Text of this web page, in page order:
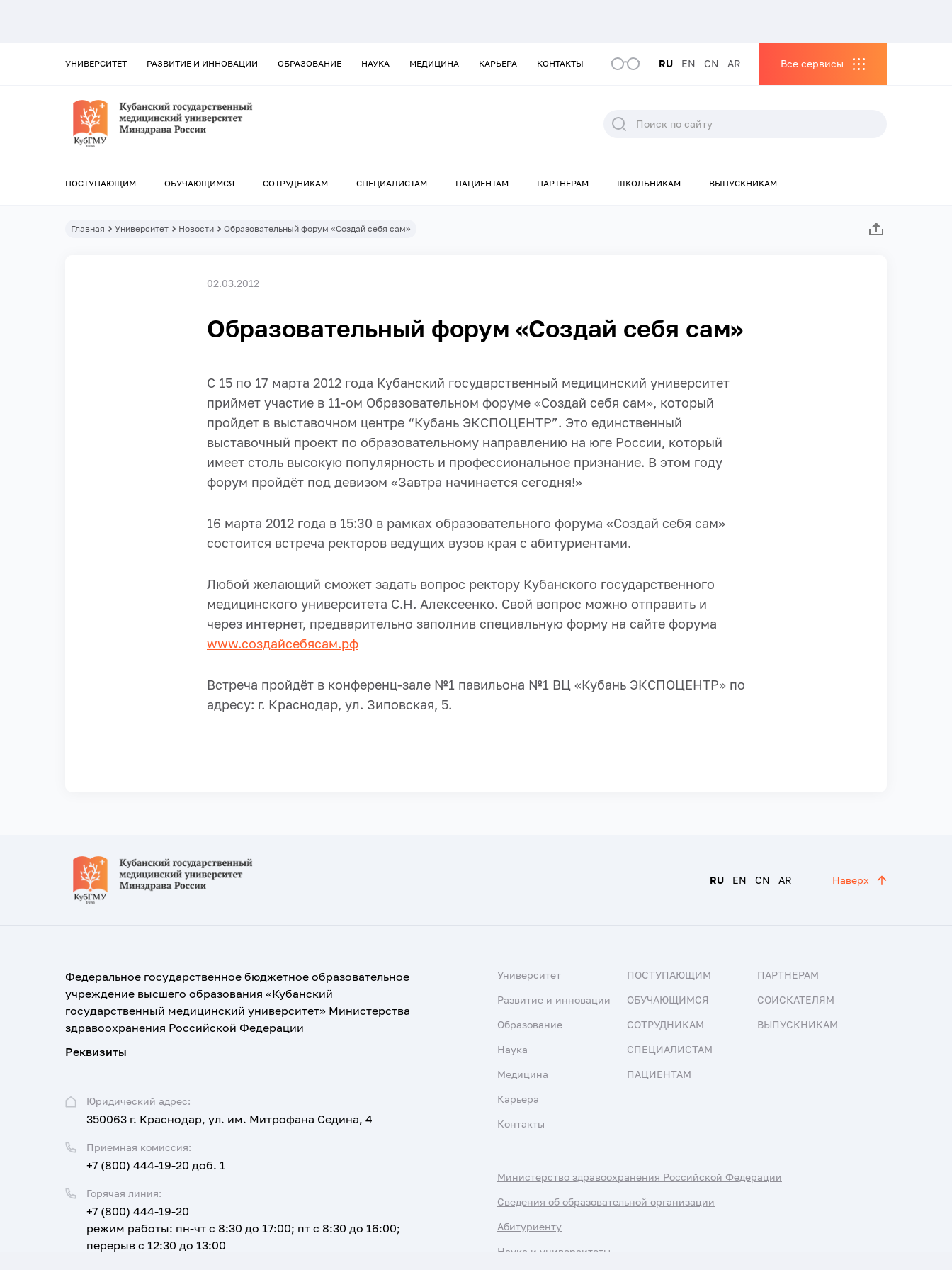
УНИВЕРСИТЕТ РАЗВИТИЕ И ИННОВАЦИИ ОБРАЗОВАНИЕ НАУКА МЕДИЦИНА КАРЬЕРА КОНТАКТЫ RU EN CN AR Все сервисы
ПОСТУПАЮЩИМ ОБУЧАЮЩИМСЯ СОТРУДНИКАМ СПЕЦИАЛИСТАМ ПАЦИЕНТАМ ПАРТНЕРАМ ШКОЛЬНИКАМ ВЫПУСКНИКАМ
Главная Университет Новости Образовательный форум «Создай себя сам»
02.03.2012
Образовательный форум «Создай себя сам»
С 15 по 17 марта 2012 года Кубанский государственный медицинский университет
приймет участие в 11-ом Образовательном форуме «Создай себя сам», который
пройдет в выставочном центре “Кубань ЭКСПОЦЕНТР”. Это единственный
выставочный проект по образовательному направлению на юге России, который
имеет столь высокую популярность и профессиональное признание. В этом году
форум пройдёт под девизом «Завтра начинается сегодня!»
16 марта 2012 года в 15:30 в рамках образовательного форума «Создай себя сам»
состоится встреча ректоров ведущих вузов края с абитуриентами.
Любой желающий сможет задать вопрос ректору Кубанского государственного
медицинского университета С.Н. Алексеенко. Свой вопрос можно отправить и
через интернет, предварительно заполнив специальную форму на сайте форума
www.создайсебясам.рф
Встреча пройдёт в конференц-зале №1 павильона №1 ВЦ «Кубань ЭКСПОЦЕНТР» по
адресу: г. Краснодар, ул. Зиповская, 5.
RU EN CN AR Наверх
Федеральное государственное бюджетное образовательное
учреждение высшего образования «Кубанский
государственный медицинский университет» Министерства
здравоохранения Российской Федерации
Реквизиты
Юридический адрес:
350063 г. Краснодар, ул. им. Митрофана Седина, 4
Приемная комиссия:
+7 (800) 444-19-20 доб. 1
Горячая линия:
+7 (800) 444-19-20
режим работы: пн-чт с 8:30 до 17:00; пт с 8:30 до 16:00;
перерыв с 12:30 до 13:00
Университет
Развитие и инновации
Образование
Наука
Медицина
Карьера
Контакты
ПОСТУПАЮЩИМ
ОБУЧАЮЩИМСЯ
СОТРУДНИКАМ
СПЕЦИАЛИСТАМ
ПАЦИЕНТАМ
ПАРТНЕРАМ
СОИСКАТЕЛЯМ
ВЫПУСКНИКАМ
Министерство здравоохранения Российской Федерации
Сведения об образовательной организации
Абитуриенту
Наука и университеты